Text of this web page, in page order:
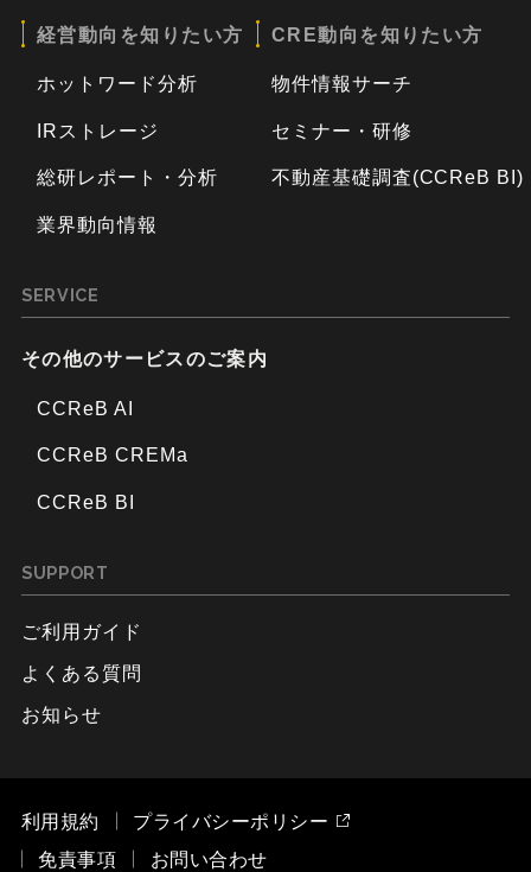
経営動向を知りたい方
ホットワード分析
IRストレージ
総研レポート・分析
業界動向情報
CRE動向を知りたい方
物件情報サーチ
セミナー・研修
不動産基礎調査(CCReB BI)
SERVICE
その他のサービスのご案内
CCReB AI
CCReB CREMa
CCReB BI
SUPPORT
ご利用ガイド
よくある質問
お知らせ
利用規約
プライバシーポリシー
免責事項
お問い合わせ